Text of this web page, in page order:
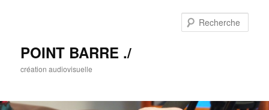
POINT BARRE ./
création audiovisuelle